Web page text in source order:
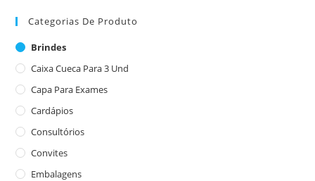
Categorias De Produto
Brindes
Caixa Cueca Para 3 Und
Capa Para Exames
Cardápios
Consultórios
Convites
Embalagens